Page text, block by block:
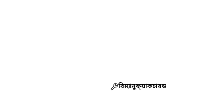
রিম্যানুফ্য়াকচারড